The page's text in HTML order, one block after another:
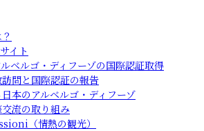
イト
ベルゴ・ディフーゾの国際認証取得
問と国際認証の報告
本のアルベルゴ・ディフーゾ
流の取り組み
（情熱の観光）